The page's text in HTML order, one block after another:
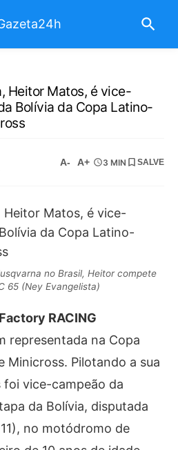
Heitor Matos, é vice-
Bolívia da Copa Latino-
A- A+ 3 MIN SALVE
no Brasil, Heitor compete
65 (Ney Evangelista)
RACING
representada na Copa
Minicross. Pilotando a sua
vice-campeão da
da Bolívia, disputada
no motódromo de